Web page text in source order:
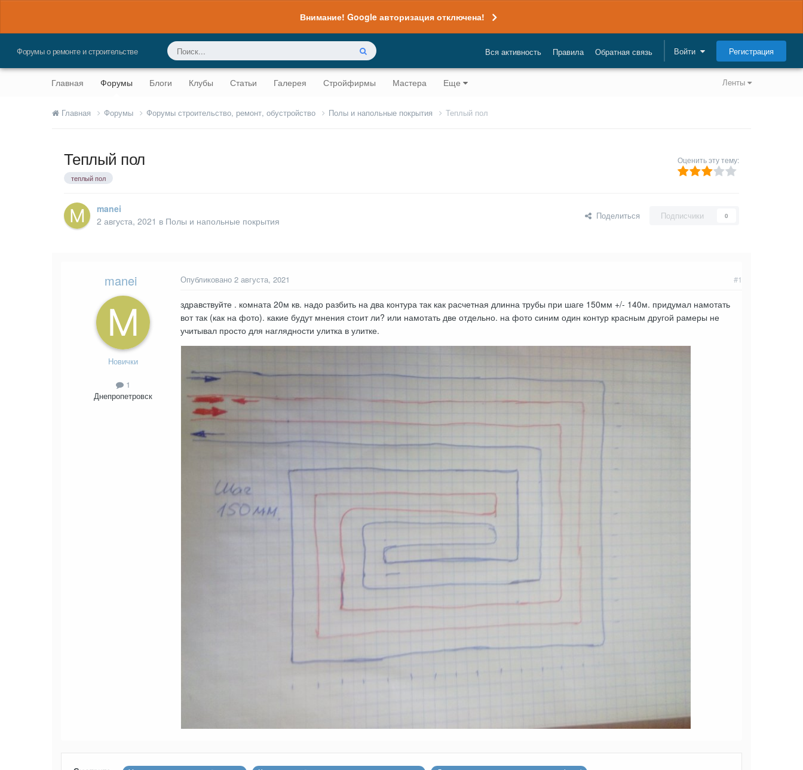
Внимание! Google авторизация отключена!
Форумы о ремонте и строительстве Вся активность Правила Обратная связь Войти Регистрация
Ленты
Главная Форумы Блоги Клубы Статьи Галерея Стройфирмы Мастера Еще
Главная Форумы Форумы строительство, ремонт, обустройство Полы и напольные покрытия Теплый пол
Теплый пол
теплый пол
Оценить эту тему:
manei
2 августа, 2021 в Полы и напольные покрытия Поделиться Подписчики 0
manei
Новички
1
Днепропетровск
#1
Опубликовано 2 августа, 2021
здравствуйте . комната 20м кв. надо разбить на два контура так как расчетная длинна трубы при шаге 150мм +/- 140м. придумал намотать
вот так (как на фото). какие будут мнения стоит ли? или намотать две отдельно. на фото синим один контур красным другой рамеры не
учитывал просто для наглядности улитка в улитке.